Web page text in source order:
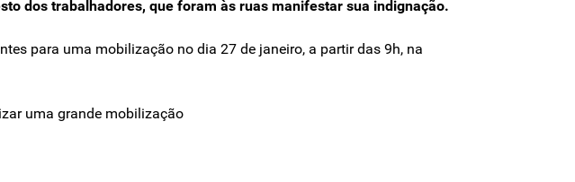
dos trabalhadores, que foram às ruas manifestar sua indignação.
para uma mobilização no dia 27 de janeiro, a partir das 9h, na
uma grande mobilização